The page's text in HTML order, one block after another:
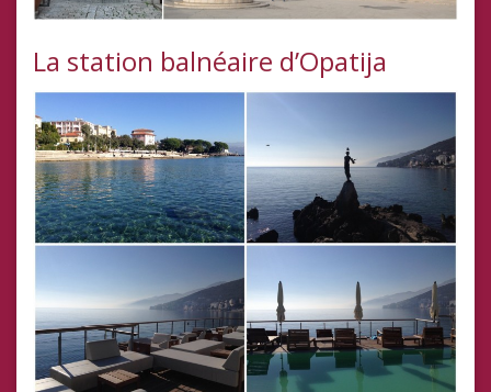
La station balnéaire d’Opatija